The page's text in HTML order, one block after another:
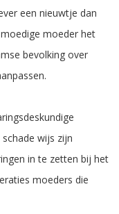
een nieuwtje dan
moeder het
bevolking over
wijs zijn
in te zetten bij het
moeders die